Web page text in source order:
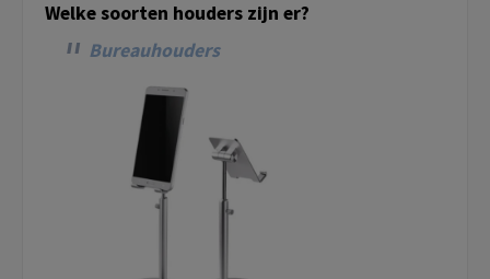
Welke soorten houders zijn er?
Bureauhouders